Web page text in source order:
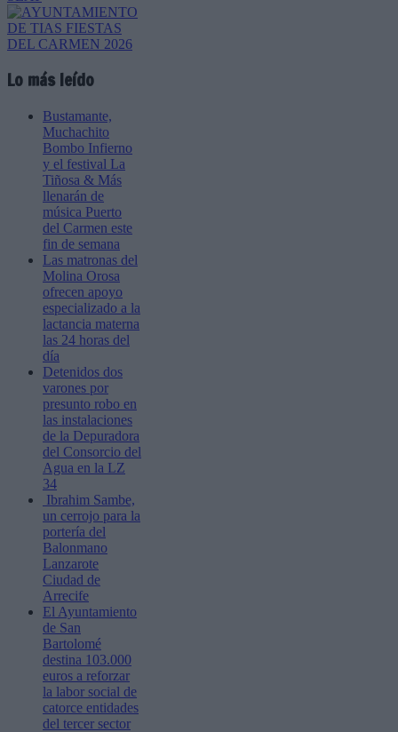
Lo más leído
Bustamante,
Muchachito
Bombo Infierno
y el festival La
Tiñosa & Más
llenarán de
música Puerto
del Carmen este
fin de semana
Las matronas del
Molina Orosa
ofrecen apoyo
especializado a la
lactancia materna
las 24 horas del
día
Detenidos dos
varones por
presunto robo en
las instalaciones
de la Depuradora
del Consorcio del
Agua en la LZ
34
Ibrahim Sambe,
un cerrojo para la
portería del
Balonmano
Lanzarote
Ciudad de
Arrecife
El Ayuntamiento
de San
Bartolomé
destina 103.000
euros a reforzar
la labor social de
catorce entidades
del tercer sector